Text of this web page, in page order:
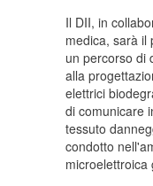
Il DII, in
medica, sarà il
un percorso di
alla
elettrici
di comunicare
tessuto
condotto
microelettroica